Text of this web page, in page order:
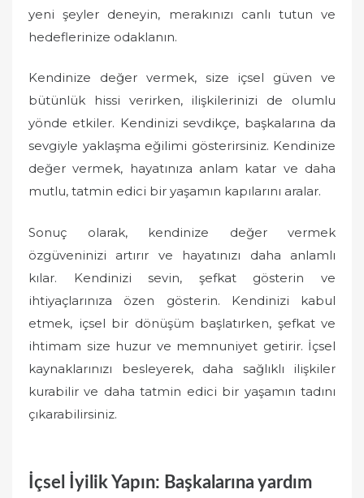
yeni şeyler deneyin, merakınızı canlı tutun ve
hedeflerinize odaklanın.
Kendinize değer vermek, size içsel güven ve
bütünlük hissi verirken, ilişkilerinizi de olumlu
yönde etkiler. Kendinizi sevdikçe, başkalarına da
sevgiyle yaklaşma eğilimi gösterirsiniz. Kendinize
değer vermek, hayatınıza anlam katar ve daha
mutlu, tatmin edici bir yaşamın kapılarını aralar.
Sonuç olarak, kendinize değer vermek
özgüveninizi artırır ve hayatınızı daha anlamlı
kılar. Kendinizi sevin, şefkat gösterin ve
ihtiyaçlarınıza özen gösterin. Kendinizi kabul
etmek, içsel bir dönüşüm başlatırken, şefkat ve
ihtimam size huzur ve memnuniyet getirir. İçsel
kaynaklarınızı besleyerek, daha sağlıklı ilişkiler
kurabilir ve daha tatmin edici bir yaşamın tadını
çıkarabilirsiniz.
İçsel İyilik Yapın: Başkalarına yardım